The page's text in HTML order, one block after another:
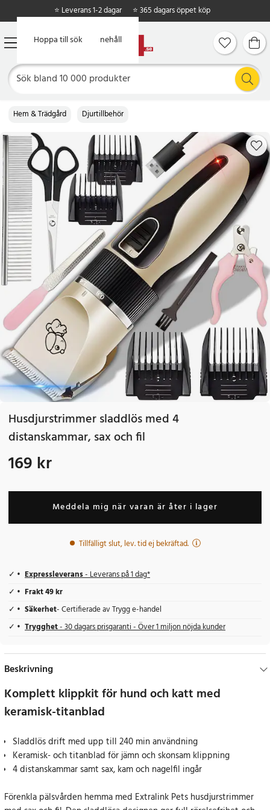
Hoppa till huvudinnehåll
Hoppa till sök
⭐ Leverans 1-2 dagar ⭐ 365 dagars öppet köp
Hem & Trädgård Djurtillbehör
Husdjurstrimmer sladdlös med 4
distanskammar, sax och fil
Pris:169 kr
169 kr
Meddela mig när varan är åter i lager
Tillfälligt slut, lev. tid ej bekräftad.
Expressleverans- Leverans på 1 dag*
Frakt 49 kr
Säkerhet- Certifierade av Trygg e-handel
Trygghet- 30 dagars prisgaranti - Över 1 miljon nöjda kunder
Beskrivning
Komplett klippkit för hund och katt med
keramisk-titanblad
Sladdlös drift med upp till 240 min användning
Keramisk- och titanblad för jämn och skonsam klippning
4 distanskammar samt sax, kam och nagelfil ingår
Förenkla pälsvården hemma med Extralink Pets husdjurstrimmer